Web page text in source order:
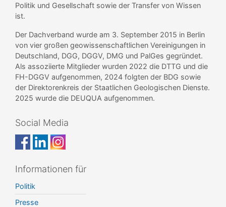
Politik und Gesellschaft sowie der Transfer von Wissen
ist.
Der Dachverband wurde am 3. September 2015 in Berlin
von vier großen geowissenschaftlichen Vereinigungen in
Deutschland, DGG, DGGV, DMG und PalGes gegründet.
Als assoziierte Mitglieder wurden 2022 die DTTG und die
FH-DGGV aufgenommen, 2024 folgten der BDG sowie
der Direktorenkreis der Staatlichen Geologischen Dienste.
2025 wurde die DEUQUA aufgenommen.
Social Media
Informationen für
Politik
Presse